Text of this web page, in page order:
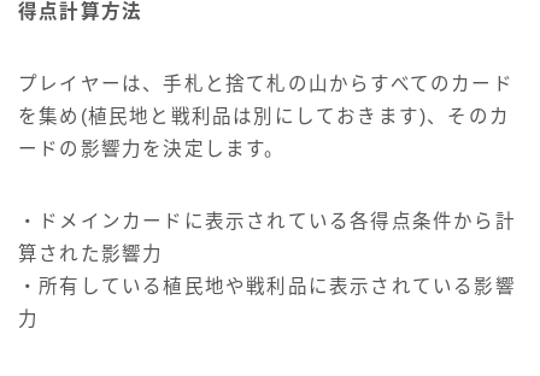
得点計算方法
プレイヤーは、手札と捨て札の山からすべてのカード
を集め(植民地と戦利品は別にしておきます)、そのカ
ードの影響力を決定します。
・ドメインカードに表示されている各得点条件から計
算された影響力
・所有している植民地や戦利品に表示されている影響
力